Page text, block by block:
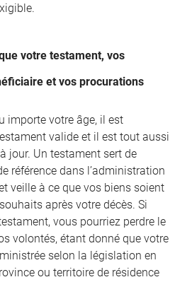
votre testament, vos
et vos procurations
importe votre âge, il est
valide et il est tout aussi
jour. Un testament sert de
référence dans l’administration
veille à ce que vos biens soient
après votre décès. Si
vous pourriez perdre le
volontés, étant donné que votre
selon la législation en
ou territoire de résidence